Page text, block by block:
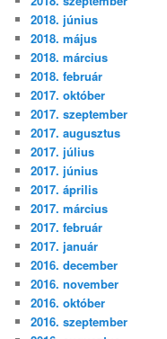
2018. június
2018. május
2018. március
2018. február
2017. október
2017. szeptember
2017. augusztus
2017. július
2017. június
2017. április
2017. március
2017. február
2017. január
2016. december
2016. november
2016. október
2016. szeptember